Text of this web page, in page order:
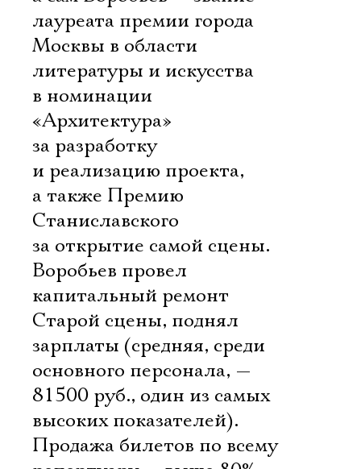
лауреата премии города
Москвы в области
литературы и искусства
в номинации
«Архитектура»
за разработку
и реализацию проекта,
а также Премию
Станиславского
за открытие самой сцены.
Воробьев провел
капитальный ремонт
Старой сцены, поднял
зарплаты (средняя, среди
основного персонала, —
81500 руб., один из самых
высоких показателей).
Продажа билетов по всему